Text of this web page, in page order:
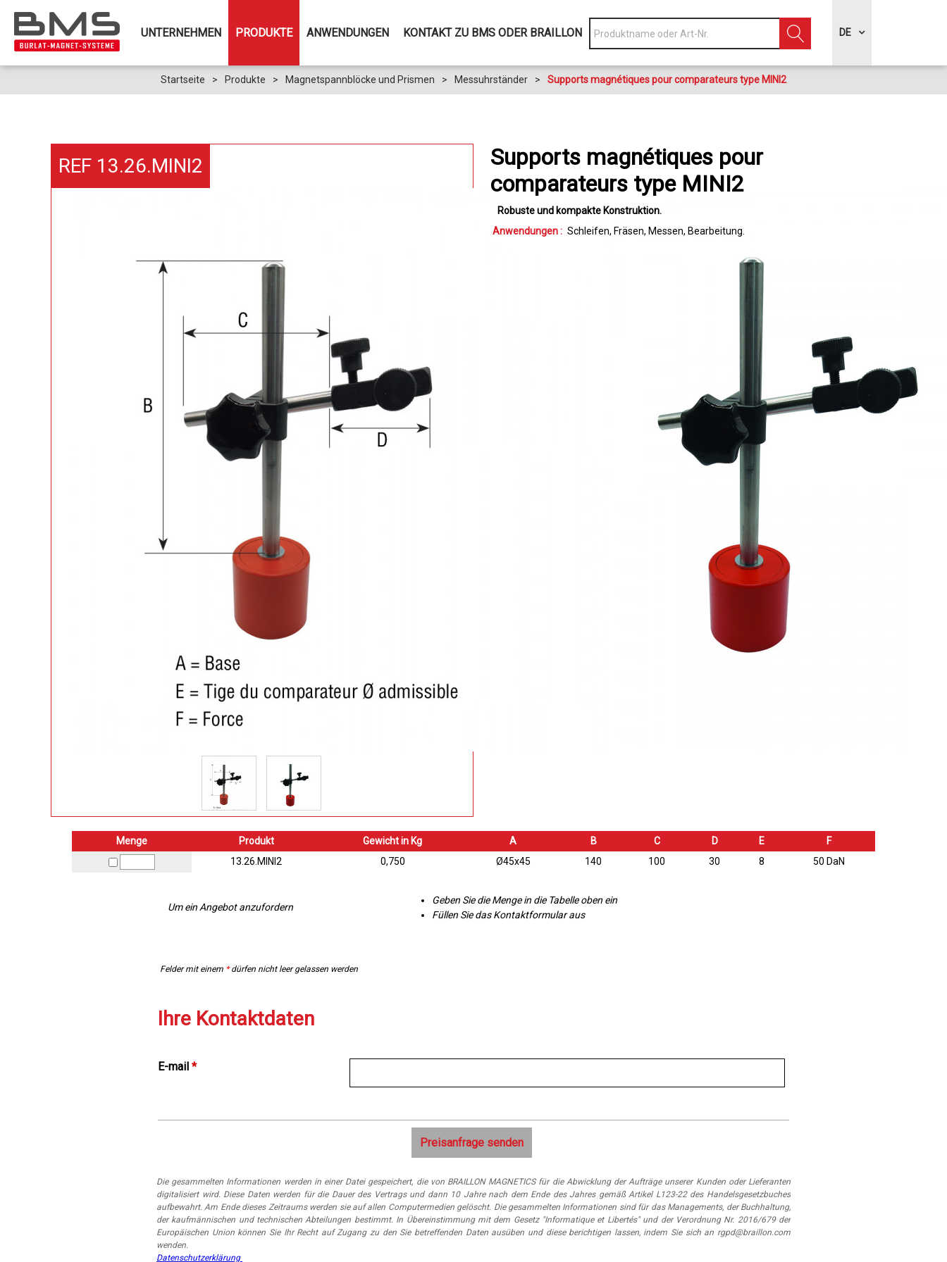
UNTERNEHMEN PRODUKTE ANWENDUNGEN KONTAKT ZU BMS ODER BRAILLON DE
Startseite > Produkte > Magnetspannblöcke und Prismen > Messuhrständer > Supports magnétiques pour comparateurs type MINI2
REF 13.26.MINI2
Supports magnétiques pour
comparateurs type MINI2
Robuste und kompakte Konstruktion
Anwendungen : Schleifen Fräsen Messen Bearbeitung
Menge Produkt Gewicht in Kg A B C D E
F
13.26.MINI2
0,750 Ø45x45 140 100 30 8 50 DaN
Um ein Angebot anzufordern
Geben Sie die Menge in die Tabelle oben ein
Füllen Sie das Kontaktformular aus
Felder mit einem *dürfen nicht leer gelassen werden
Ihre Kontaktdaten
E-mail *
Die gesammelten Informationen werden in einer Datei gespeichert, die von BRAILLON MAGNETICS für die Abwicklung der Aufträge unserer Kunden oder Lieferanten
digitalisiert wird. Diese Daten werden für die Dauer des Vertrags und dann 10 Jahre nach dem Ende des Jahres gemäß Artikel L123-22 des Handelsgesetzbuches
aufbewahrt. Am Ende dieses Zeitraums werden sie auf allen Computermedien gelöscht. Die gesammelten Informationen sind für das Managements, der Buchhaltung,
der kaufmännischen und technischen Abteilungen bestimmt. In Übereinstimmung mit dem Gesetz "Informatique et Libertés" und der Verordnung Nr. 2016/679 der
Europäischen Union können Sie Ihr Recht auf Zugang zu den Sie betreffenden Daten ausüben und diese berichtigen lassen, indem Sie sich an rgpd@braillon.com
wenden.
Datenschutzerklärung